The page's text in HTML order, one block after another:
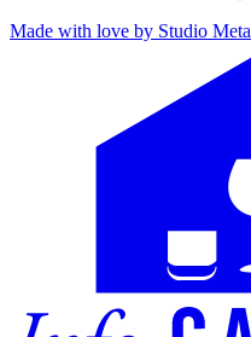
Made with love by Studio Meta